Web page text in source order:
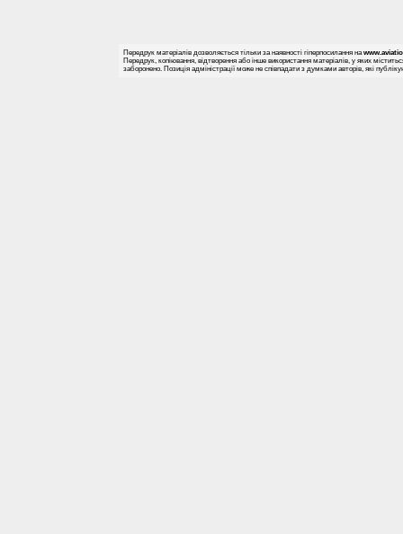
Передрук матеріалів дозволяється тільки за наявності гіперпосилання на
Передрук, копіювання, відтворення або інше використання матеріалів, у яких
заборонено. Позиція адміністрації може не співпадати з думками авторів, які